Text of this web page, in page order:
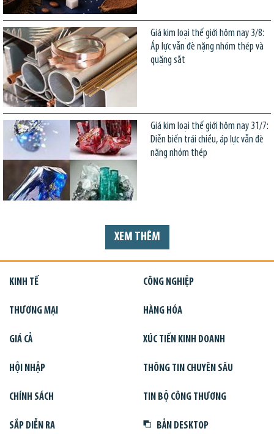
Giá kim loại thế giới hôm nay 3/8:
Áp lực vẫn đè nặng nhóm thép và
quặng sắt
Giá kim loại thế giới hôm nay 31/7:
Diễn biến trái chiều, áp lực vẫn đè
nặng nhóm thép
XEM THÊM
KINH TẾ CÔNG NGHIỆP
THƯƠNG MẠI HÀNG HÓA
GIÁ CẢ XÚC TIẾN KINH DOANH
HỘI NHẬP THÔNG TIN CHUYÊN SÂU
CHÍNH SÁCH TIN BỘ CÔNG THƯƠNG
SẮP DIỄN RA BẢN DESKTOP